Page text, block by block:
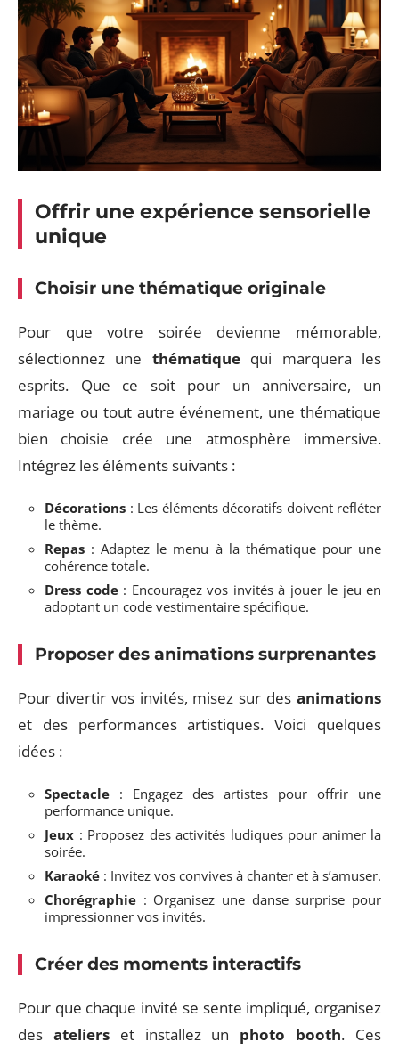
Offrir une expérience sensorielle
unique
Choisir une thématique originale
Pour que votre soirée devienne mémorable,
sélectionnez une thématiquequi marquera les
esprits. Que ce soit pour un anniversaire, un
mariage ou tout autre événement, une thématique
bien choisie crée une atmosphère immersive.
Intégrez les éléments suivants :
Décorations : Les éléments décoratifs doivent refléter
le thème.
Repas : Adaptez le menu à la thématique pour une
cohérence totale.
Dress code: Encouragez vos invités à jouer le jeu en
adoptant un code vestimentaire spécifique.
Proposer des animations surprenantes
Pour divertir vos invités, misez sur des animations
et des performances artistiques. Voici quelques
idées :
Spectacle : Engagez des artistes pour offrir une
performance unique.
Jeux : Proposez des activités ludiques pour animer la
soirée.
Karaoké : Invitez vos convives à chanter et à s’amuser.
Chorégraphie : Organisez une danse surprise pour
impressionner vos invités.
Créer des moments interactifs
Pour que chaque invité se sente impliqué, organisez
des atelierset installez un photo booth. Ces